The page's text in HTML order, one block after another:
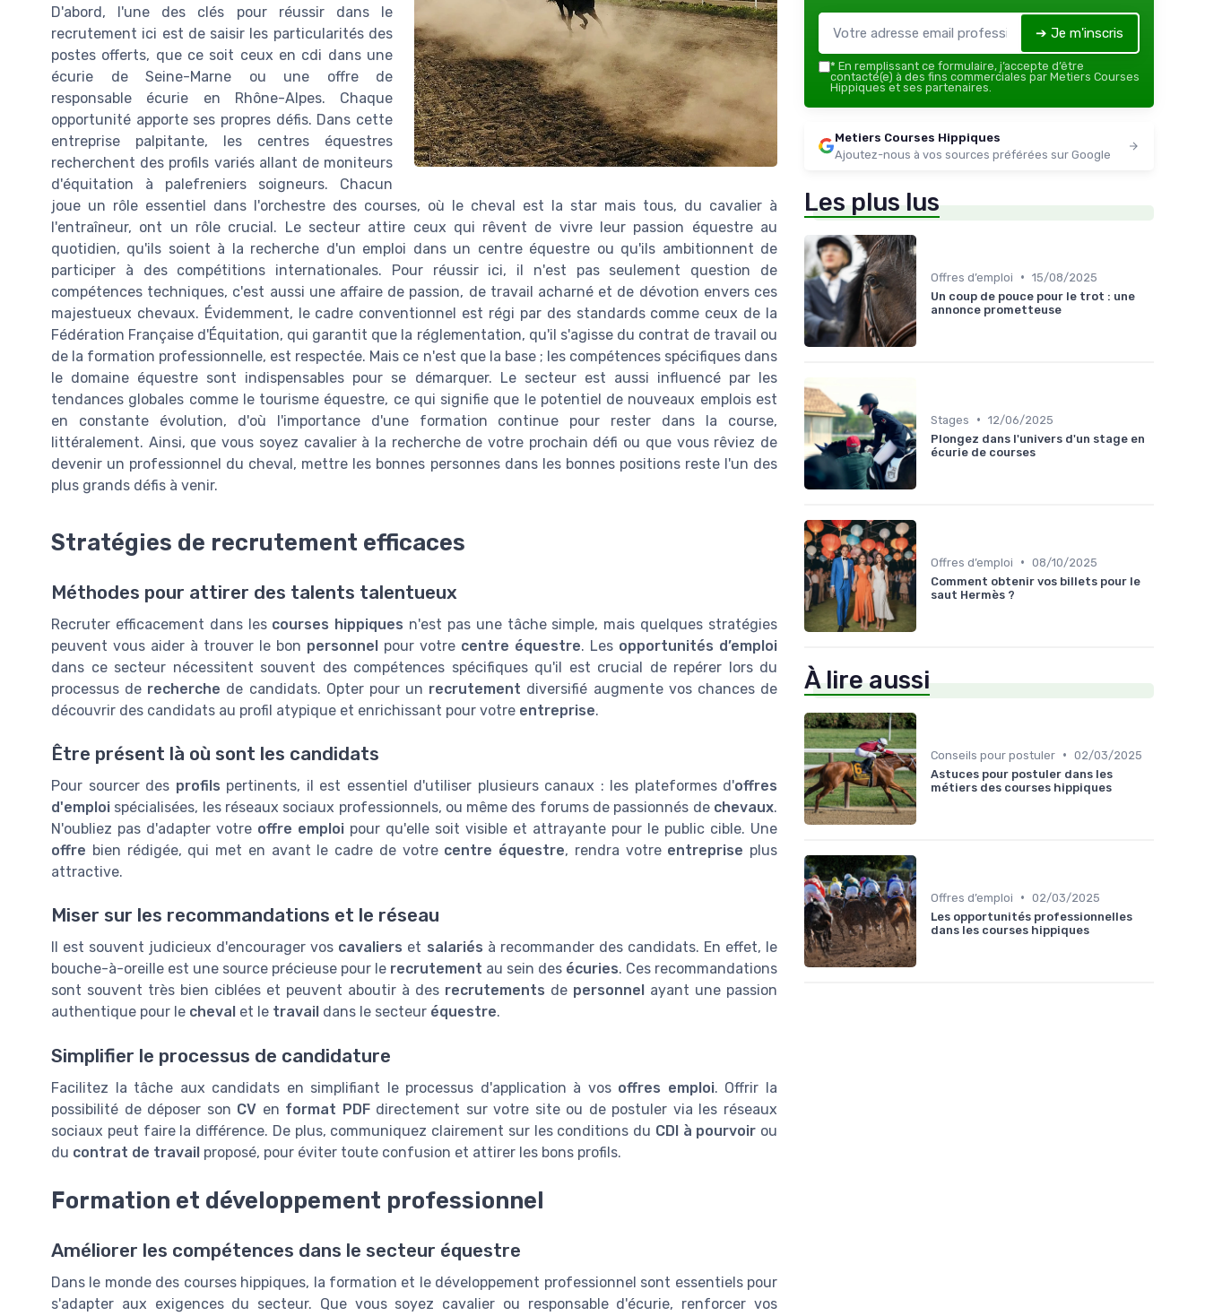
D'abord, l'une des clés pour réussir dans le
recrutement ici est de saisir les particularités des
postes offerts, que ce soit ceux en cdi dans une
écurie de Seine-Marne ou une offre de
responsable écurie en Rhône-Alpes. Chaque
opportunité apporte ses propres défis. Dans cette
entreprise palpitante, les centres équestres
recherchent des profils variés allant de moniteurs
d'équitation à palefreniers soigneurs. Chacun
joue un rôle essentiel dans l'orchestre des courses, où le cheval est la star mais tous, du cavalier à
l'entraîneur, ont un rôle crucial. Le secteur attire ceux qui rêvent de vivre leur passion équestre au
quotidien, qu'ils soient à la recherche d'un emploi dans un centre équestre ou qu'ils ambitionnent de
participer à des compétitions internationales. Pour réussir ici, il n'est pas seulement question de
compétences techniques, c'est aussi une affaire de passion, de travail acharné et de dévotion envers ces
majestueux chevaux. Évidemment, le cadre conventionnel est régi par des standards comme ceux de la
Fédération Française d'Équitation, qui garantit que la réglementation, qu'il s'agisse du contrat de travail ou
de la formation professionnelle, est respectée. Mais ce n'est que la base ; les compétences spécifiques dans
le domaine équestre sont indispensables pour se démarquer. Le secteur est aussi influencé par les
tendances globales comme le tourisme équestre, ce qui signifie que le potentiel de nouveaux emplois est
en constante évolution, d'où l'importance d'une formation continue pour rester dans la course,
littéralement. Ainsi, que vous soyez cavalier à la recherche de votre prochain défi ou que vous rêviez de
devenir un professionnel du cheval, mettre les bonnes personnes dans les bonnes positions reste l'un des
plus grands défis à venir.
Stratégies de recrutement efficaces
Méthodes pour attirer des talents talentueux
Recruter efficacement dans les courses hippiques n'est pas une tâche simple, mais quelques stratégies
peuvent vous aider à trouver le bon personnel pour votre centre équestre. Les opportunités d’emploi
dans ce secteur nécessitent souvent des compétences spécifiques qu'il est crucial de repérer lors du
processus de recherche de candidats. Opter pour un recrutement diversifié augmente vos chances de
découvrir des candidats au profil atypique et enrichissant pour votre entreprise.
Être présent là où sont les candidats
Pour sourcer des profils pertinents, il est essentiel d'utiliser plusieurs canaux : les plateformes d'offres
d'emploi spécialisées, les réseaux sociaux professionnels, ou même des forums de passionnés de chevaux.
N'oubliez pas d'adapter votre offre emploi pour qu'elle soit visible et attrayante pour le public cible. Une
offre bien rédigée, qui met en avant le cadre de votre centre équestre, rendra votre entreprise plus
attractive.
Miser sur les recommandations et le réseau
Il est souvent judicieux d'encourager vos cavaliers et salariés à recommander des candidats. En effet, le
bouche-à-oreille est une source précieuse pour le recrutement au sein des écu​ries. Ces recommandations
sont souvent très bien ciblées et peuvent aboutir à des recrutements de personnel
ayant une passion
authentique pour le cheval et le travail dans le secteur équestre.
Simplifier le processus de candidature
Facilitez la tâche aux candidats en simplifiant le processus d'application à vos offres emploi. Offrir la
possibilité de déposer son CV en format PDFdirectement sur votre site ou de postuler via les réseaux
sociaux peut faire la différence. De plus, communiquez clairement sur les conditions du CDI à pourvoir ou
du contrat de travail proposé, pour éviter toute confusion et attirer les bons profils.
Formation et développement professionnel
Améliorer les compétences dans le secteur équestre
Dans le monde des courses hippiques, la formation et le développement professionnel sont essentiels pour
s'adapter aux exigences du secteur. Que vous soyez cavalier ou responsable d'écurie, renforcer vos
➔ Je m'inscris
* En remplissant ce formulaire, j’accepte d’être
contacté(e) à des fins commerciales par Metiers Courses
Hippiques et ses partenaires.
Metiers Courses Hippiques
Ajoutez-nous à vos sources préférées sur Google
Les plus lus
Offres d’emploi • 15/08/2025
Un coup de pouce pour le trot : une
annonce prometteuse
Stages • 12/06/2025
Plongez dans l'univers d'un stage en
écurie de courses
Offres d’emploi • 08/10/2025
Comment obtenir vos billets pour le
saut Hermès ?
À lire aussi
Conseils pour postuler • 02/03/2025
Astuces pour postuler dans les
métiers des courses hippiques
Offres d’emploi • 02/03/2025
Les opportunités professionnelles
dans les courses hippiques